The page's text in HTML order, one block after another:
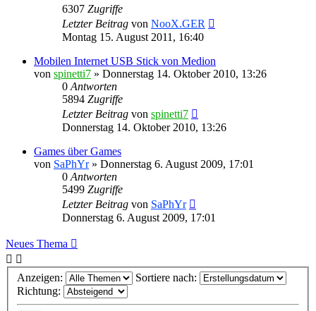
6307 Zugriffe
Letzter Beitrag von NooX.GER
Montag 15. August 2011, 16:40
Mobilen Internet USB Stick von Medion
von spinetti7 » Donnerstag 14. Oktober 2010, 13:26
0 Antworten
5894 Zugriffe
Letzter Beitrag von spinetti7
Donnerstag 14. Oktober 2010, 13:26
Games über Games
von SaPhYr» Donnerstag 6. August 2009, 17:01
0 Antworten
5499 Zugriffe
Letzter Beitrag von SaPhYr
Donnerstag 6. August 2009, 17:01
Neues Thema
Anzeigen:
Sortiere nach:
Richtung: